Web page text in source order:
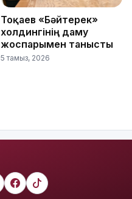
Тоқаев «Бәйтерек»
холдингінің даму
жоспарымен танысты
5 тамыз, 2026